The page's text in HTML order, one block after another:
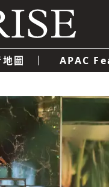
圖 APAC